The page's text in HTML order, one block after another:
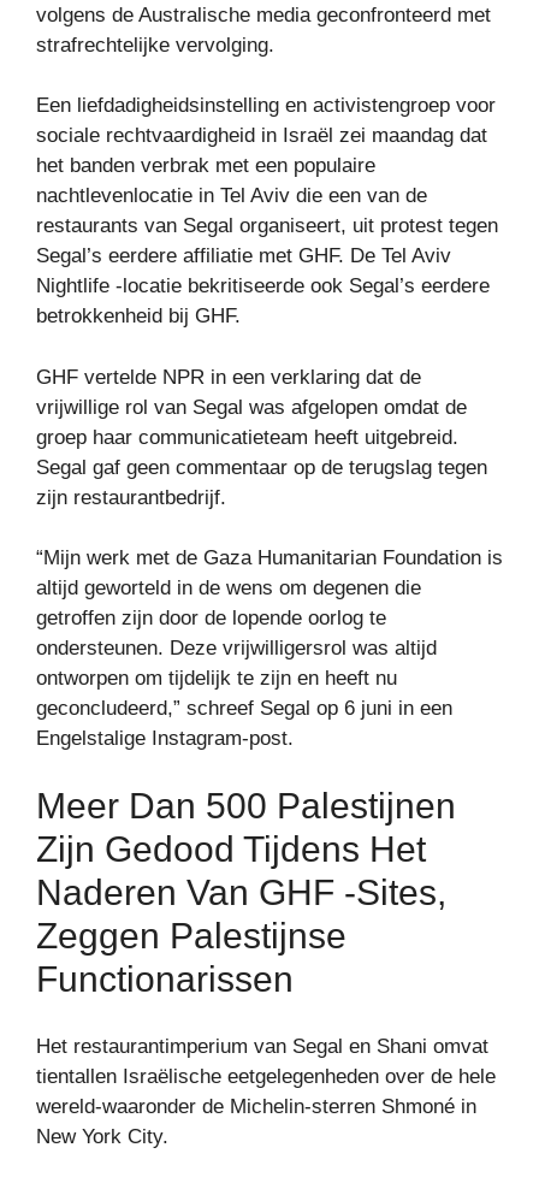
volgens de Australische media geconfronteerd met
strafrechtelijke vervolging.
Een liefdadigheidsinstelling en activistengroep voor
sociale rechtvaardigheid in Israël zei maandag dat
het banden verbrak met een populaire
nachtlevenlocatie in Tel Aviv die een van de
restaurants van Segal organiseert, uit protest tegen
Segal’s eerdere affiliatie met GHF. De Tel Aviv
Nightlife -locatie bekritiseerde ook Segal’s eerdere
betrokkenheid bij GHF.
GHF vertelde NPR in een verklaring dat de
vrijwillige rol van Segal was afgelopen omdat de
groep haar communicatieteam heeft uitgebreid.
Segal gaf geen commentaar op de terugslag tegen
zijn restaurantbedrijf.
“Mijn werk met de Gaza Humanitarian Foundation is
altijd geworteld in de wens om degenen die
getroffen zijn door de lopende oorlog te
ondersteunen. Deze vrijwilligersrol was altijd
ontworpen om tijdelijk te zijn en heeft nu
geconcludeerd,” schreef Segal op 6 juni in een
Engelstalige Instagram-post.
Meer Dan 500 Palestijnen
Zijn Gedood Tijdens Het
Naderen Van GHF -sites,
Zeggen Palestijnse
Functionarissen
Het restaurantimperium van Segal en Shani omvat
tientallen Israëlische eetgelegenheden over de hele
wereld-waaronder de Michelin-sterren Shmoné in
New York City.